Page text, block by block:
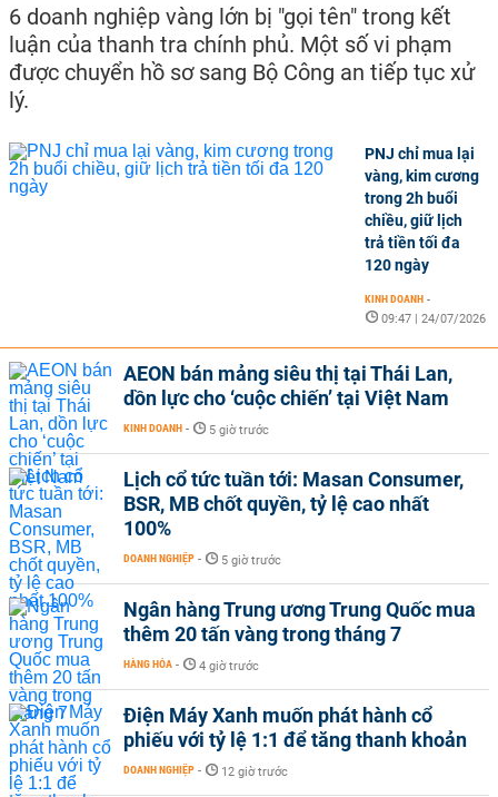
6 doanh nghiệp vàng lớn bị "gọi tên" trong kết
luận của thanh tra chính phủ. Một số vi phạm
được chuyển hồ sơ sang Bộ Công an tiếp tục xử
lý.
PNJ chỉ mua lại
vàng, kim cương
trong 2h buổi
chiều, giữ lịch
trả tiền tối đa
120 ngày
KINH DOANH -
09:47 | 24/07/2026
AEON bán mảng siêu thị tại Thái Lan,
dồn lực cho ‘cuộc chiến’ tại Việt Nam
KINH DOANH - 5 giờ trước
Lịch cổ tức tuần tới: Masan Consumer,
BSR, MB chốt quyền, tỷ lệ cao nhất
100%
DOANH NGHIỆP - 5 giờ trước
Ngân hàng Trung ương Trung Quốc mua
thêm 20 tấn vàng trong tháng 7
HÀNG HÓA - 4 giờ trước
Điện Máy Xanh muốn phát hành cổ
phiếu với tỷ lệ 1:1 để tăng thanh khoản
DOANH NGHIỆP - 12 giờ trước